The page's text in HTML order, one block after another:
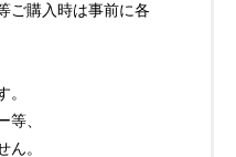
ご購入時は事前に各
。
等、
ん。